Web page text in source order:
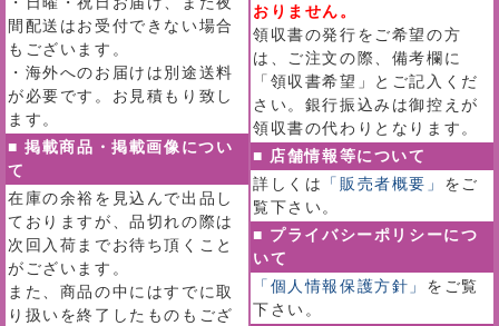
間配送はお受付できない場合
もございます。
・海外へのお届けは別途送料
が必要です。お見積もり致し
ます。
■ 掲載商品・掲載画像につい
て
在庫の余裕を見込んで出品し
ておりますが、品切れの際は
次回入荷までお待ち頂くこと
がございます。
また、商品の中にはすでに取
り扱いを終了したものもござ
おりません。
領収書の発行をご希望の方
は、ご注文の際、備考欄に
「領収書希望」とご記入くだ
さい。銀行振込みは御控えが
領収書の代わりとなります。
■ 店舗情報等について
詳しくは
「販売者概要」 をご
覧下さい。
■ プライバシーポリシーにつ
いて
「個人情報保護方針」 をご覧
下さい。